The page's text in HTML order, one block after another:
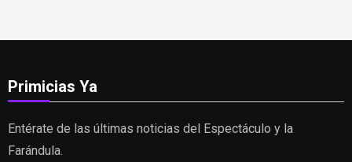
Primicias Ya
Entérate de las últimas noticias del Espectáculo y la
Farándula.